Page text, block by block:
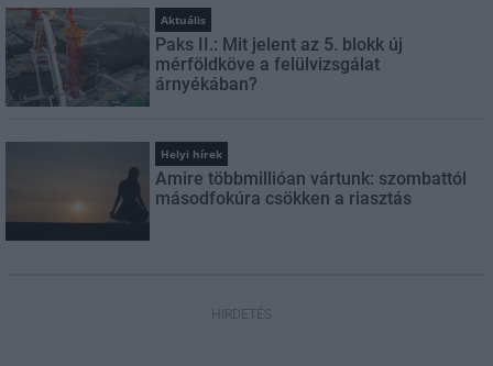
Aktuális
Paks II.: Mit jelent az 5. blokk új
mérföldköve a felülvizsgálat
árnyékában?
Helyi hírek
Amire többmillióan vártunk: szombattól
másodfokúra csökken a riasztás
HIRDETÉS